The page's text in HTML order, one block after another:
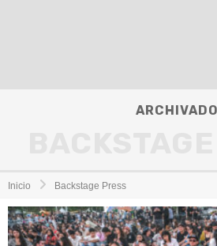
ARCHIVADO
Inicio Backstage Press